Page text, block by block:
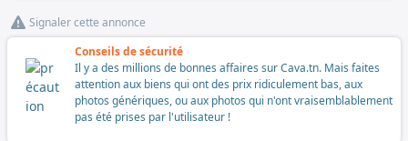
Signaler cette annonce
Conseils de sécurité
Il y a des millions de bonnes affaires sur Cava.tn. Mais faites
attention aux biens qui ont des prix ridiculement bas, aux
photos génériques, ou aux photos qui n'ont vraisemblablement
pas été prises par l'utilisateur !